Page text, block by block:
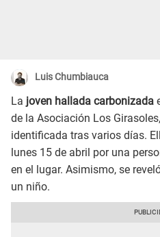
Luis Chumbiauca
La joven hallada carbonizada
de la Asociación Los
identificada tras varios días.
lunes 15 de abril por una
en el lugar. Asimismo, se
un niño.